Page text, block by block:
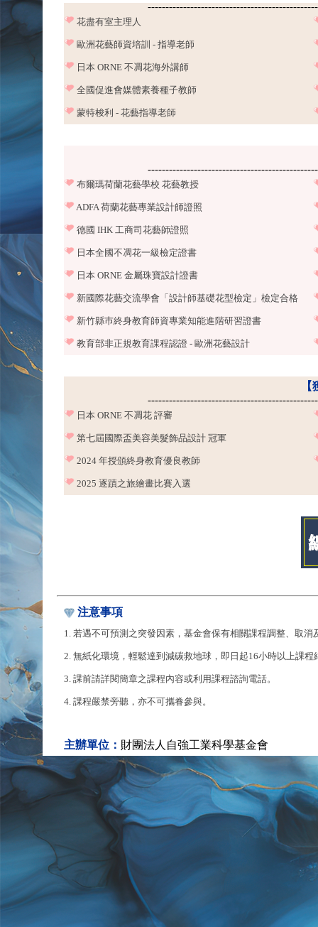
花盡有室主理人
歐洲花藝師資培訓 - 指導老師
日本 ORNE 不凋花海外講師
全國促進會媒體素養種子教師
蒙特梭利 - 花藝指導老師
布爾瑪荷蘭花藝學校 花藝教授
ADFA 荷蘭花藝專業設計師證照
德國 IHK 工商司花藝師證照
日本全國不凋花一級檢定證書
日本 ORNE 金屬珠寶設計證書
新國際花藝交流學會「設計師基礎花型檢定」檢定合格
新竹縣巿終身教育師資專業知能進階研習證書
教育部非正規教育課程認證 - 歐洲花藝設計
日本 ORNE 不凋花 評審
第七屆國際盃美容美髮飾品設計 冠軍
2024 年授頒終身教育優良教師
2025 逐蹟之旅繪畫比賽入選
注意事項
1. 若遇不可預測之突發因素，基金會保有相關課程調整、取消
2. 無紙化環境，輕鬆達到減碳救地球，即日起16小時以上課
3. 課前請詳閱簡章之課程內容或利用課程諮詢電話。
4. 課程嚴禁旁聽，亦不可攜眷參與。
主辦單位： 財團法人自強工業科學基金會